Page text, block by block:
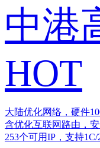
中港
HOT
大陆优化网络，硬件
含优化互联网路由，
253个可用IP，支持1C/